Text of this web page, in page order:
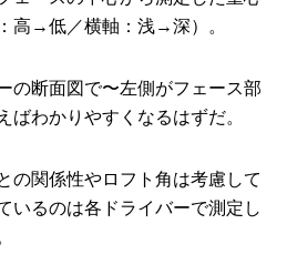
高→低／横軸：浅→深）。
の断面図で〜左側がフェース部
ばわかりやすくなるはずだ。
の関係性やロフト角は考慮して
いるのは各ドライバーで測定し